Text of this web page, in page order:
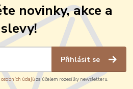
novinky, akce a
slevy!
Přihlásit se
údajůza účelem rozesílky newsletteru.